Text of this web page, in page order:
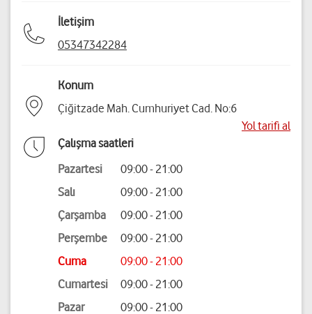
İletişim
05347342284
Konum
Çiğitzade Mah. Cumhuriyet Cad. No:6
Yol tarifi al
Çalışma saatleri
Pazartesi
09:00 - 21:00
Salı
09:00 - 21:00
Çarşamba
09:00 - 21:00
Perşembe
09:00 - 21:00
Cuma
09:00 - 21:00
Cumartesi
09:00 - 21:00
Pazar
09:00 - 21:00